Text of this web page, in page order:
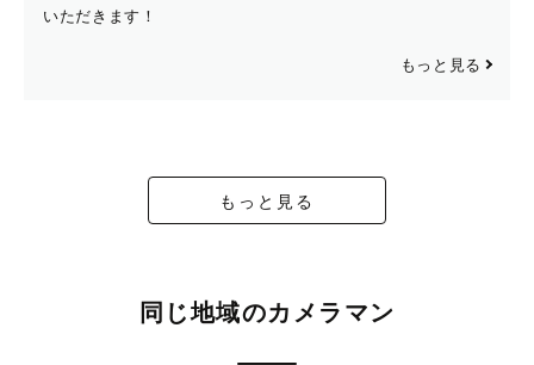
いただきます！
もっと見る
もっと見る
同じ地域のカメラマン